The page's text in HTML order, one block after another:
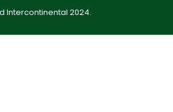
Intercontinental 2024.